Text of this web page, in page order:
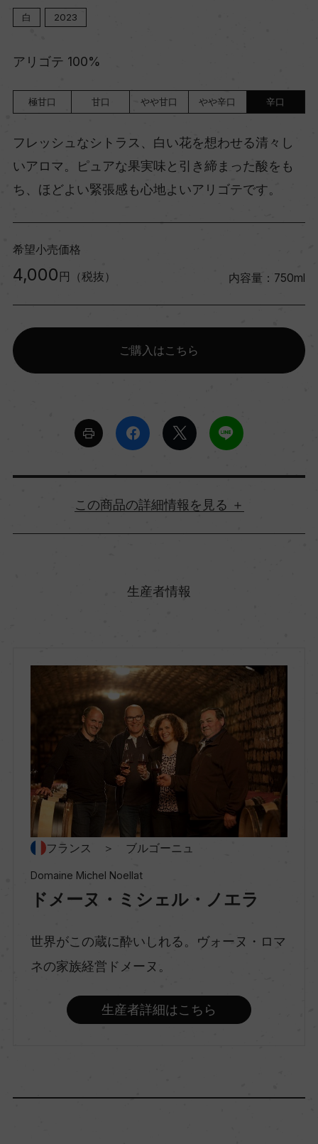
白 2023
アリゴテ 100%
極甘口 甘口 やや甘口 やや辛口 辛口
フレッシュなシトラス、白い花を想わせる清々し
いアロマ。ピュアな果実味と引き締まった酸をも
ち、ほどよい緊張感も心地よいアリゴテです。
希望小売価格
4,000 円（税抜） 内容量：750ml
ご購入はこちら
詳細情報
村名
種類
スティルワイン
辛口
アリゴテ 100%
生産者情報
フランス ＞ ブルゴーニュ
Domaine Michel Noellat
ドメーヌ・ミシェル・ノエラ
世界がこの蔵に酔いしれる。ヴォーヌ・ロマ
ネの家族経営ドメーヌ。
生産者詳細はこちら